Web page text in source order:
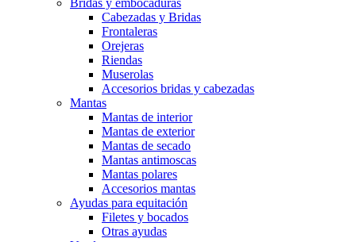
Bridas y embocaduras
Cabezadas y Bridas
Frontaleras
Orejeras
Riendas
Muserolas
Accesorios bridas y cabezadas
Mantas
Mantas de interior
Mantas de exterior
Mantas de secado
Mantas antimoscas
Mantas polares
Accesorios mantas
Ayudas para equitación
Filetes y bocados
Otras ayudas